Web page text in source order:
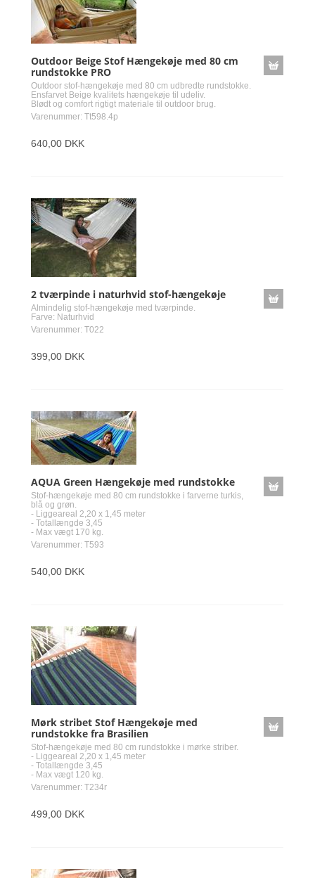
Outdoor Beige Stof Hængekøje med 80 cm
rundstokke PRO
Outdoor stof-hængekøje med 80 cm udbredte rundstokke.
Ensfarvet Beige kvalitets hængekøje til udeliv.
Blødt og comfort rigtigt materiale til outdoor brug.
Varenummer: Tt598.4p
640,00 DKK
2 tværpinde i naturhvid stof-hængekøje
Almindelig stof-hængekøje med tværpinde.
Farve: Naturhvid
Varenummer: T022
399,00 DKK
AQUA Green Hængekøje med rundstokke
Stof-hængekøje med 80 cm rundstokke i farverne turkis,
blå og grøn.
- Liggeareal 2,20 x 1,45 meter
- Totallængde 3,45
- Max vægt 170 kg.
Varenummer: T593
540,00 DKK
Mørk stribet Stof Hængekøje med
rundstokke fra Brasilien
Stof-hængekøje med 80 cm rundstokke i mørke striber.
- Liggeareal 2,20 x 1,45 meter
- Totallængde 3,45
- Max vægt 120 kg.
Varenummer: T234r
499,00 DKK